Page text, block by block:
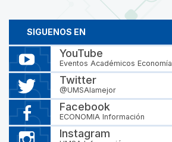
SIGUENOS EN
YouTube
Eventos Académicos Economía
Twitter
@UMSAlamejor
Facebook
ECONOMIA Información
Instagram